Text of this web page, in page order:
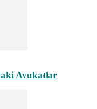
Avukatlar